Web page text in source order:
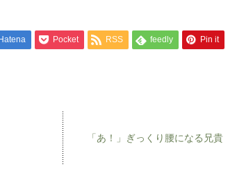
Pocket RSS feedly Pin it
「あ！」ぎっくり腰になる兄貴